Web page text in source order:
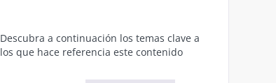
Descubra a continuación los temas clave a
los que hace referencia este contenido